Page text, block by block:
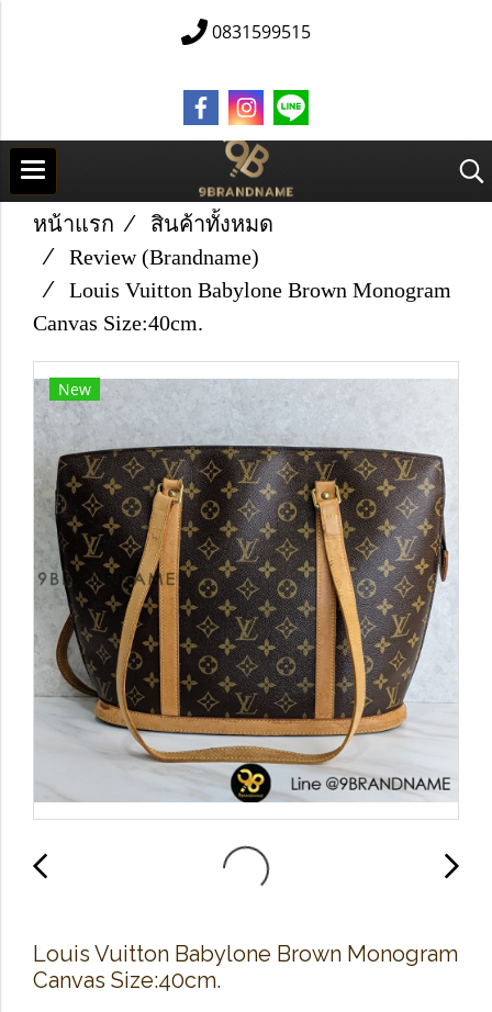
0831599515
หน้าแรก
สินค้าทั้งหมด
Review (Brandname)
Louis Vuitton Babylone Brown Monogram
Canvas​ Size​:40cm.
New
Louis Vuitton Babylone Brown Monogram
Canvas​ Size​:40cm.